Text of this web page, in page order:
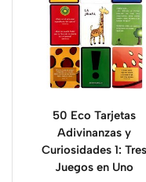
50 Eco Tarjetas
Adivinanzas y
Curiosidades 1: Tres
Juegos en Uno